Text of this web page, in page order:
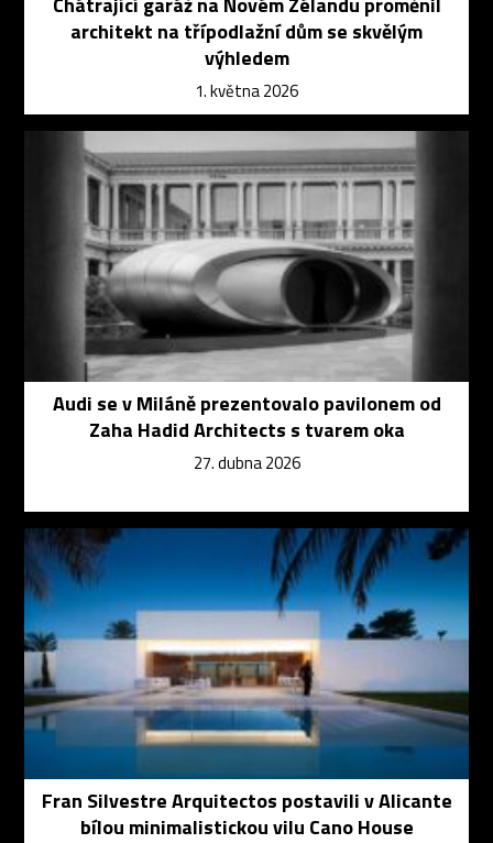
architekt na třípodlažní dům se skvělým
výhledem
1. května 2026
Audi se v Miláně prezentovalo pavilonem od
Zaha Hadid Architects s tvarem oka
27. dubna 2026
Fran Silvestre Arquitectos postavili v Alicante
bílou minimalistickou vilu Cano House